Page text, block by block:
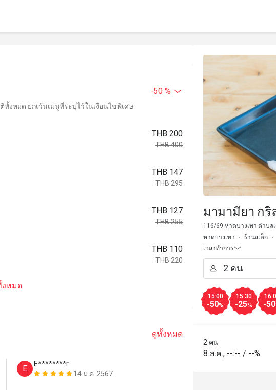
-50 %
งหมด ยกเว้นเมนูที่ระบุไว้ในเงื่อนไขพิเศษ
THB 200
THB 400
THB 147
THB 295
THB 127
THB 255
THB 110
THB 220
งหมด
ดูทั้งหมด
E
E********r
14 ม.ค. 2567
มามามียา กริ
116/69 หาดบางเทา ตำบล
หาดบางเทา
ร้านสเต็ก
เวลาทำการ
15:00
-50%
15:30
-25% -50
2 คน
8 ส.ค., --:-- / --%